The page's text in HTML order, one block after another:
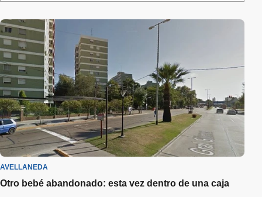
AVELLANEDA
Otro bebé abandonado: esta vez dentro de una caja